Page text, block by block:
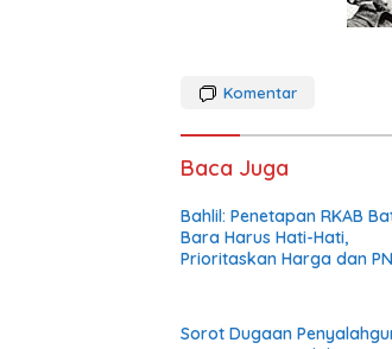
Komentar
Baca Juga
Bahlil: Penetapan RKAB
Bara Harus Hati-Hati,
Prioritaskan Harga dan
Sorot Dugaan